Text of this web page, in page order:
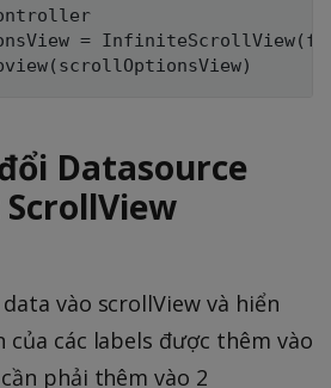
=
Datasource
vào scrollView và hiển
các labels được thêm vào
phải thêm vào 2